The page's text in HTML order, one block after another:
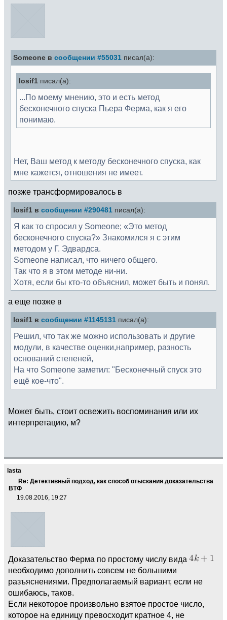
Someone в сообщении #55031 писал(а):
Iosif1 писал(а):
...По моему мнению, это и есть метод
бесконечного спуска Пьера Ферма, как я его
понимаю.
Нет, Ваш метод к методу бесконечного спуска, как
мне кажется, отношения не имеет.
позже трансформировалось в
Iosif1 в сообщении #290481 писал(а):
Я как то спросил у Someone; «Это метод
бесконечного спуска?» Знакомился я с этим
методом у Г. Эдвардса.
Someone написал, что ничего общего.
Так что я в этом методе ни-ни.
Хотя, если бы кто-то объяснил, может быть и понял.
а еще позже в
Iosif1 в сообщении #1145131 писал(а):
Решил, что так же можно использовать и другие
модули, в качестве оценки,например, разность
оснований степеней,
На что Someone заметил: "Бесконечный спуск это
ещё кое-что".
Может быть, стоит освежить воспоминания или их
интерпретацию, м?
lasta
Re: Детективный подход, как способ отыскания доказательства
ВТФ
19.08.2016, 19:27
Доказательство Ферма по простому числу вида
необходимо дополнить совсем не большими
разъяснениями. Предполагаемый вариант, если не
ошибаюсь, таков.
Если некоторое произвольно взятое простое число,
которое на единицу превосходит кратное 4, не